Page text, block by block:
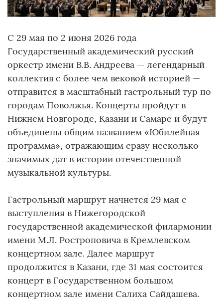
С 29 мая по 2 июня 2026 года
Государственный академический русский
оркестр имени В.В. Андреева — легендарный
коллектив с более чем вековой историей —
отправится в масштабный гастрольный тур по
городам Поволжья. Концерты пройдут в
Нижнем Новгороде, Казани и Самаре и будут
объединены общим названием «Юбилейная
программа», отражающим сразу несколько
значимых дат в истории отечественной
музыкальной культуры.
Гастрольный маршрут начнется 29 мая с
выступления в Нижегородской
государственной академической филармонии
имени М.Л. Ростроповича в Кремлевском
концертном зале. Далее маршрут
продолжится в Казани, где 31 мая состоится
концерт в Государственном большом
концертном зале имени Салиха Сайдашева.